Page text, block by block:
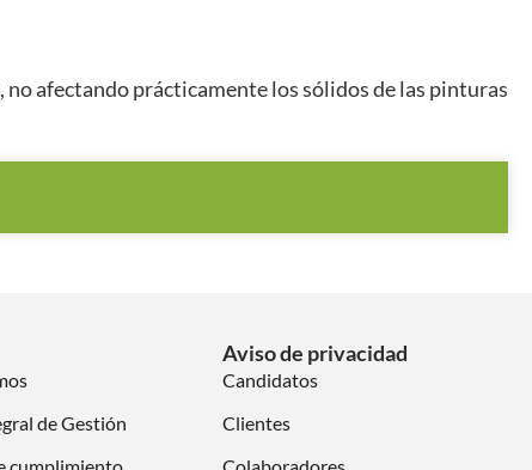
afectando prácticamente los sólidos de las pinturas
de Gestión
Aviso de privacidad
Candidatos
Clientes